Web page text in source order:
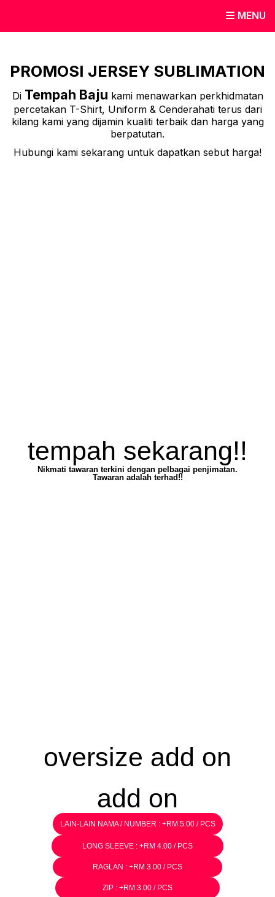
MENU
PROMOSI JERSEY SUBLIMATION
Di Tempah Baju kami menawarkan perkhidmatan
percetakan T-Shirt, Uniform & Cenderahati terus dari
kilang kami yang dijamin kualiti terbaik dan harga yang
berpatutan.
Hubungi kami sekarang untuk dapatkan sebut harga!
tempah sekarang!!
Nikmati tawaran terkini dengan pelbagai penjimatan.
Tawaran adalah terhad!!
oversize add on
add on
LAIN-LAIN NAMA / NUMBER : +RM 5.00 / PCS
LONG SLEEVE : +RM 4.00 / PCS
RAGLAN : +RM 3.00 / PCS
ZIP : +RM 3.00 / PCS